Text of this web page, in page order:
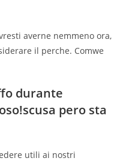
averne nemmeno ora,
il perche. Comwe
durante
pero sta
utili ai nostri